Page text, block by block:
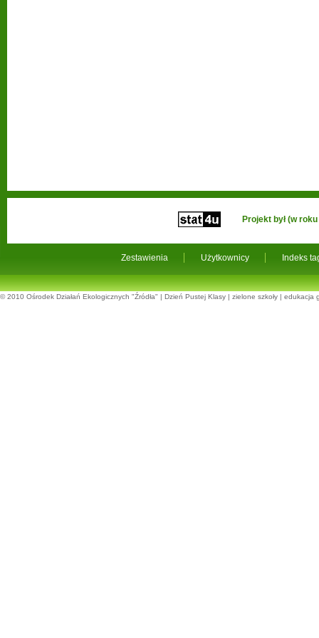
Zestawienia Użytkownicy Indeks
Projekt był (w
© 2010 Ośrodek Działań Ekologicznych "Źródła" | Dzień Pustej Klasy | zielone szkoły | edukacja